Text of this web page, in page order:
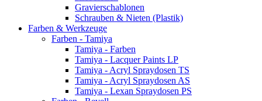
Gravierschablonen
Schrauben & Nieten (Plastik)
Farben & Werkzeuge
Farben - Tamiya
Tamiya - Farben
Tamiya - Lacquer Paints LP
Tamiya - Acryl Spraydosen TS
Tamiya - Acryl Spraydosen AS
Tamiya - Lexan Spraydosen PS